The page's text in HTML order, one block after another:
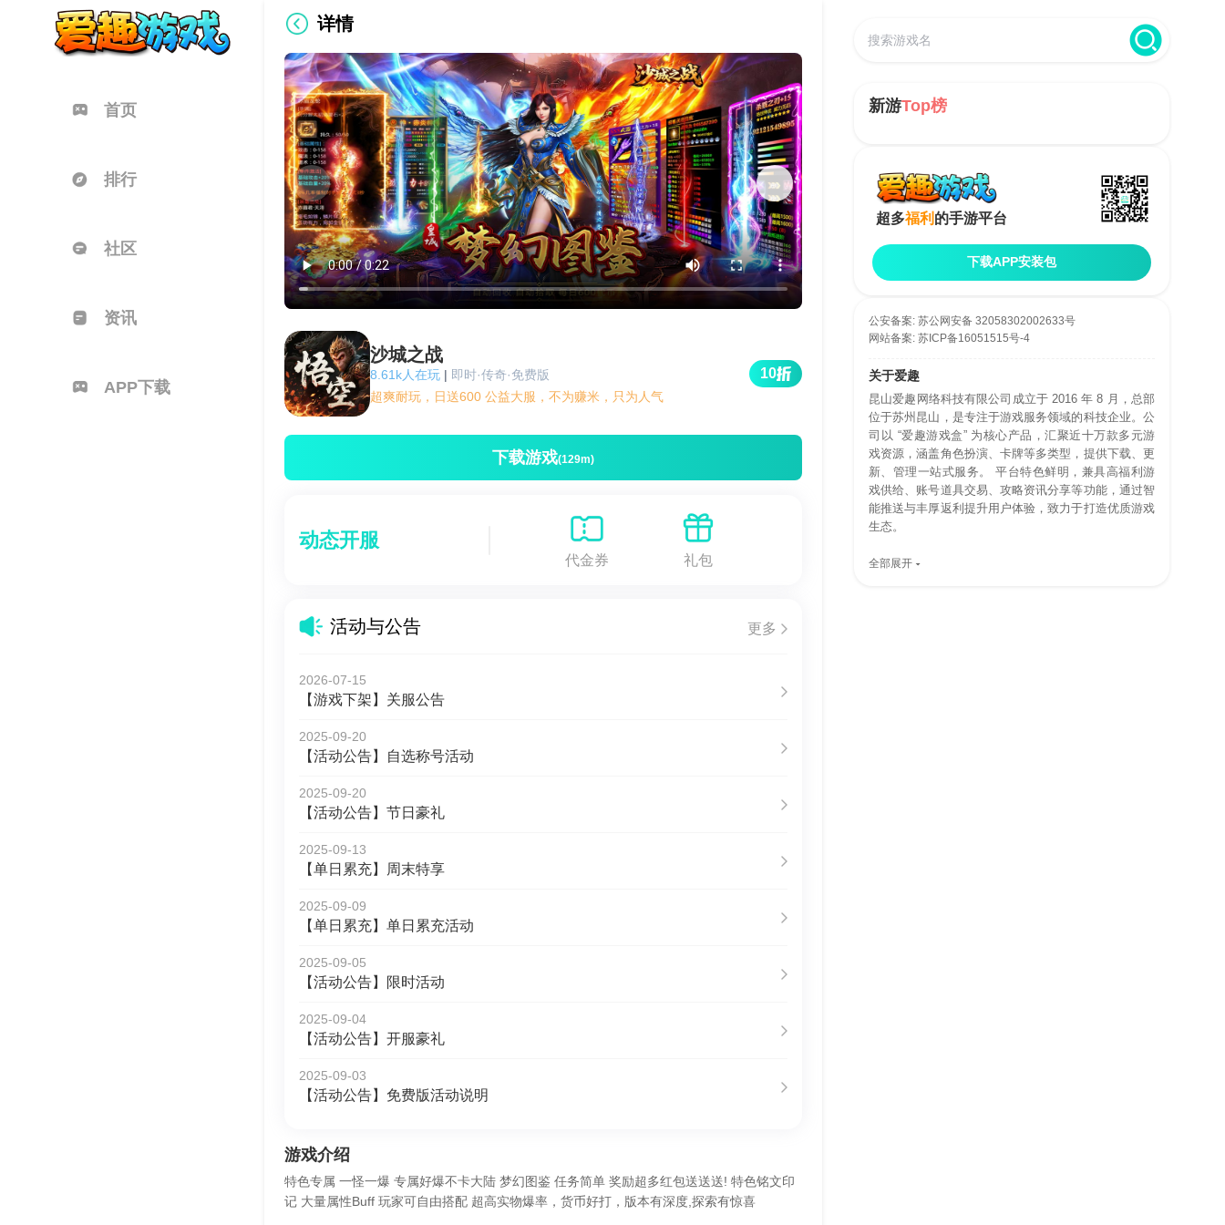
首页
排行
社区
资讯
APP下载
详情
沙城之战
8.61k人在玩 | 即时·传奇·免费版
超爽耐玩，日送600 公益大服，不为赚米，只为人气
10
下载游戏(129m)
动态开服
代金券 礼包
活动与公告 更多
2026-07-15
【游戏下架】关服公告
2025-09-20
【活动公告】自选称号活动
2025-09-20
【活动公告】节日豪礼
2025-09-13
【单日累充】周末特享
2025-09-09
【单日累充】单日累充活动
2025-09-05
【活动公告】限时活动
2025-09-04
【活动公告】开服豪礼
2025-09-03
【活动公告】免费版活动说明
游戏介绍
特色专属 一怪一爆 专属好爆不卡大陆 梦幻图鉴 任务简单 奖励超多红包送送送! 特色铭文印
记 大量属性Buff 玩家可自由搭配 超高实物爆率，货币好打，版本有深度,探索有惊喜
新游Top榜
超多福利 的手游平台
下载APP安装包
公安备案: 苏公网安备 32058302002633号
网站备案: 苏ICP备16051515号-4
关于爱趣
昆山爱趣网络科技有限公司成立于 2016 年 8 月，总部
位于苏州昆山，是专注于游戏服务领域的科技企业。公
司以 “爱趣游戏盒” 为核心产品，汇聚近十万款多元游
戏资源，涵盖角色扮演、卡牌等多类型，提供下载、更
新、管理一站式服务。 平台特色鲜明，兼具高福利游
戏供给、账号道具交易、攻略资讯分享等功能，通过智
能推送与丰厚返利提升用户体验，致力于打造优质游戏
生态。
全部展开